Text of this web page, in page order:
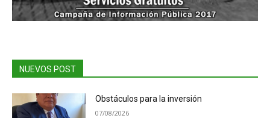
NUEVOS POST
Obstáculos para la inversión
07/08/2026